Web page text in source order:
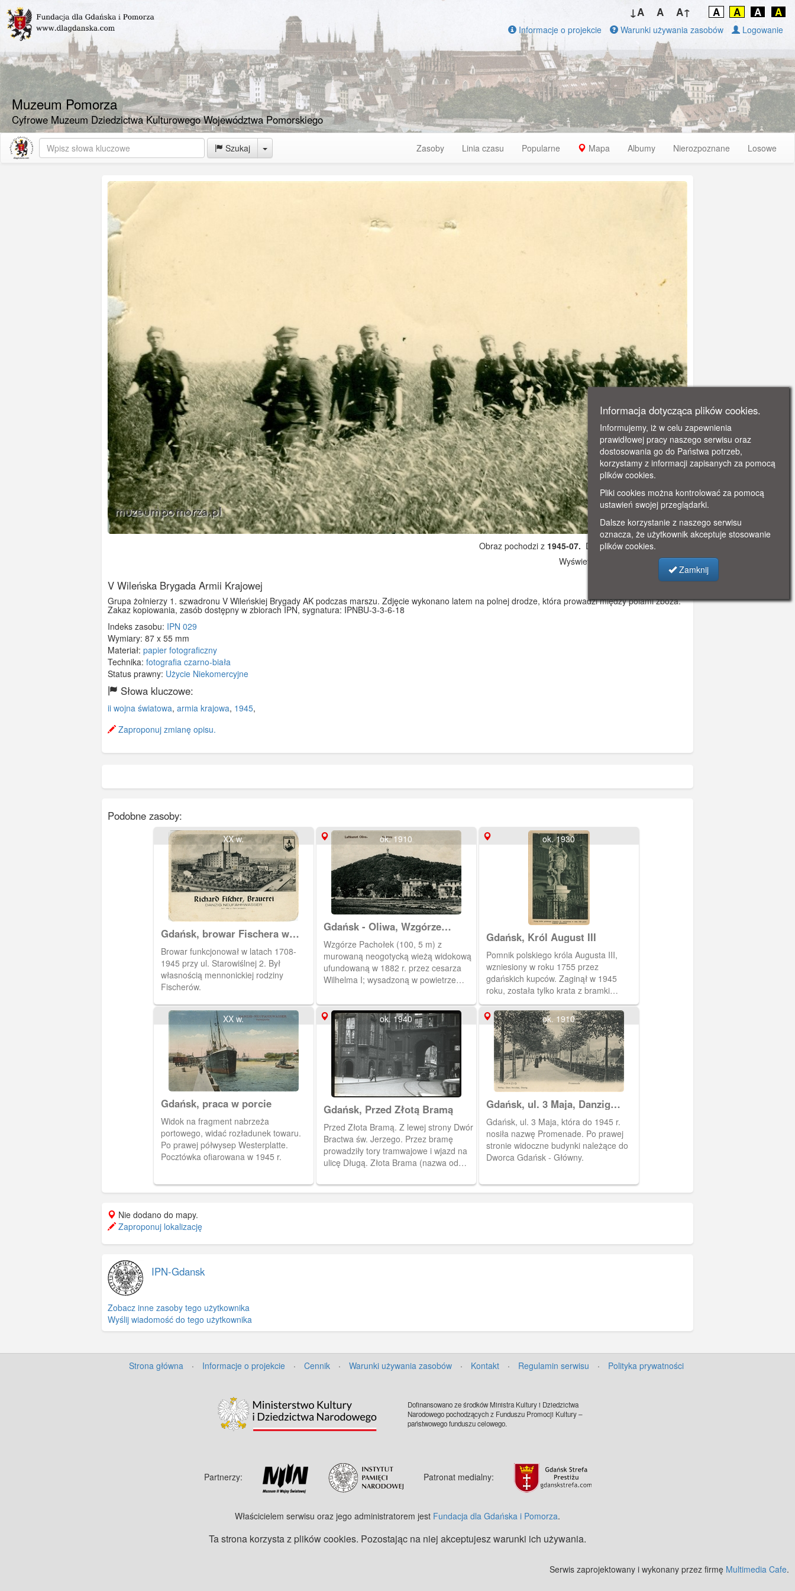
Muzeum Pomorza
Cyfrowe Muzeum Dziedzictwa Kulturowego Województwa Pomorskiego
↓A A A↑ A A A A
Informacje o projekcie Warunki używania zasobów Logowanie
Szukaj Toggle Dropdown Zasoby Linia czasu Popularne Mapa Albumy Nierozpoznane Losowe
Obraz pochodzi z 1945-07. Dodano: 2019-11-24 13:20
Wyświetlono: 3946
V Wileńska Brygada Armii Krajowej
Grupa żołnierzy 1. szwadronu V Wileńskiej Brygady AK podczas marszu. Zdjęcie wykonano latem na polnej drodze, która prowadzi między polami zboża.
Zakaz kopiowania, zasób dostępny w zbiorach IPN, sygnatura: IPNBU-3-3-6-18
Indeks zasobu: IPN 029
Wymiary: 87 x 55 mm
Materiał: papier fotograficzny
Technika: fotografia czarno-biała
Status prawny: Użycie Niekomercyjne
Słowa kluczowe:
ii wojna światowa, armia krajowa, 1945,
Zaproponuj zmianę opisu.
Podobne zasoby:
XX w.
Gdańsk, browar Fischera w
Nowym Porcie
Browar funkcjonował w latach 1708-
1945 przy ul. Starowiślnej 2. Był
własnością mennonickiej rodziny
Fischerów.
ok. 1910
Gdańsk - Oliwa, Wzgórze
Pachołek (Karlsberg)
Wzgórze Pachołek (100, 5 m) z
murowaną neogotycką wieżą widokową
ufundowaną w 1882 r. przez cesarza
Wilhelma I; wysadzoną w powietrze
miejsce ustawiono w 1945 r. wieżę o
żeliwnej konstrukcji (zmodernizowaną w
2009 r.) U stóp wzgórza opat Joseph
von Hohenzollern kazał wybudować
murowany dwór (w miejsce budynku
wyburzonego w 1816 r.), który ob. pełni
funkcję domu mieszkalnego.
ok. 1930
Gdańsk, Król August III
Pomnik polskiego króla Augusta III,
wzniesiony w roku 1755 przez
gdańskich kupców. Zaginął w 1945
roku, została tylko krata z bramki
okalającej posąg. Na pocztówce pomnik
stoi jeszcze we wnętrzu Dworu Artusa.
Po prawej stronie widoczny fragment
pieca kaflowego.
XX w.
Gdańsk, praca w porcie
Widok na fragment nabrzeża
portowego, widać rozładunek towaru.
Po prawej półwysep Westerplatte.
Pocztówka ofiarowana w 1945 r.
ok. 1940
Gdańsk, Przed Złotą Bramą
Przed Złota Bramą. Z lewej strony Dwór
Bractwa św. Jerzego. Przez bramę
prowadziły tory tramwajowe i wjazd na
ulicę Długą. Złota Brama (nazwa od
wcześniej Bramą Długouliczną.
ok. 1910
Gdańsk, ul. 3 Maja, Danzig
Promenade
Gdańsk, ul. 3 Maja, która do 1945 r.
nosiła nazwę Promenade. Po prawej
stronie widoczne budynki należące do
Dworca Gdańsk - Główny.
Nie dodano do mapy.
Zaproponuj lokalizację
IPN-Gdansk
Zobacz inne zasoby tego użytkownika
Wyślij wiadomość do tego użytkownika
Strona główna · Informacje o projekcie · Cennik · Warunki używania zasobów · Kontakt · Regulamin serwisu · Polityka prywatności
Dofinansowano ze środków Ministra Kultury i Dziedzictwa
Narodowego pochodzących z Funduszu Promocji Kultury –
państwowego funduszu celowego.
Partnerzy: Patronat medialny:
Właścicielem serwisu oraz jego administratorem jest Fundacja dla Gdańska i Pomorza.
Ta strona korzysta z plików cookies. Pozostając na niej akceptujesz warunki ich używania.
Serwis zaprojektowany i wykonany przez firmę Multimedia Cafe.
Informacja dotycząca plików cookies.
Informujemy, iż w celu zapewnienia
prawidłowej pracy naszego serwisu oraz
dostosowania go do Państwa potrzeb,
korzystamy z informacji zapisanych za pomocą
plików cookies.
Pliki cookies można kontrolować za pomocą
ustawień swojej przeglądarki.
Dalsze korzystanie z naszego serwisu
oznacza, że użytkownik akceptuje stosowanie
plików cookies.
Zamknij